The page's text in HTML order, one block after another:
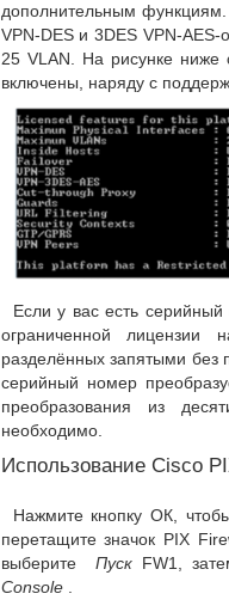
дополнительным
VPN-DES и 3DES VPN-
25 VLAN. На рисунке ниже
включены, наряду с
Если у вас есть
ограниченной лицензии
разделённых запятыми без
серийный номер
преобразования из
необходимо.
Использование Cisco
Нажмите кнопку ОК,
перетащите значок PIX
выберите ПускFW1,
Console.